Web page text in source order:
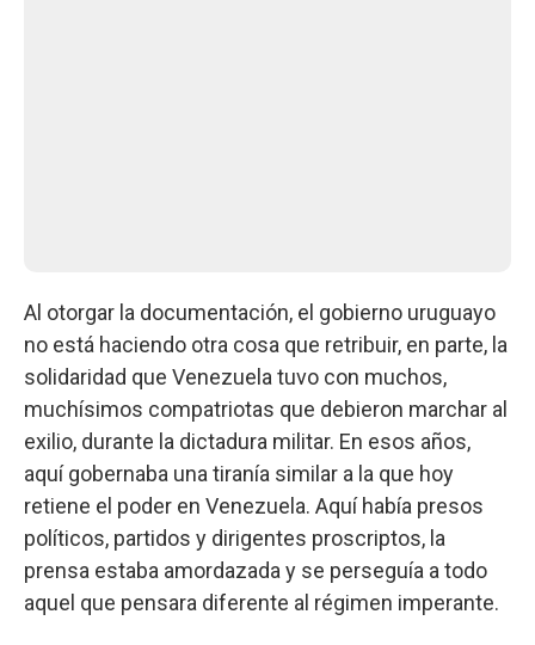
Al otorgar la documentación, el gobierno uruguayo
no está haciendo otra cosa que retribuir, en parte, la
solidaridad que Venezuela tuvo con muchos,
muchísimos compatriotas que debieron marchar al
exilio, durante la dictadura militar. En esos años,
aquí gobernaba una tiranía similar a la que hoy
retiene el poder en Venezuela. Aquí había presos
políticos, partidos y dirigentes proscriptos, la
prensa estaba amordazada y se perseguía a todo
aquel que pensara diferente al régimen imperante.